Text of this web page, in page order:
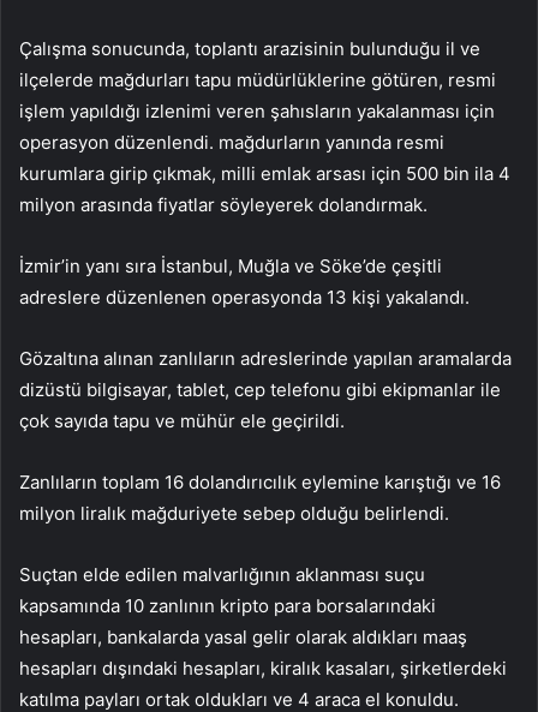
Çalışma sonucunda, toplantı arazisinin bulunduğu il ve
ilçelerde mağdurları tapu müdürlüklerine götüren, resmi
işlem yapıldığı izlenimi veren şahısların yakalanması için
operasyon düzenlendi. mağdurların yanında resmi
kurumlara girip çıkmak, milli emlak arsası için 500 bin ila 4
milyon arasında fiyatlar söyleyerek dolandırmak.
İzmir’in yanı sıra İstanbul, Muğla ve Söke’de çeşitli
adreslere düzenlenen operasyonda 13 kişi yakalandı.
Gözaltına alınan zanlıların adreslerinde yapılan aramalarda
dizüstü bilgisayar, tablet, cep telefonu gibi ekipmanlar ile
çok sayıda tapu ve mühür ele geçirildi.
Zanlıların toplam 16 dolandırıcılık eylemine karıştığı ve 16
milyon liralık mağduriyete sebep olduğu belirlendi.
Suçtan elde edilen malvarlığının aklanması suçu
kapsamında 10 zanlının kripto para borsalarındaki
hesapları, bankalarda yasal gelir olarak aldıkları maaş
hesapları dışındaki hesapları, kiralık kasaları, şirketlerdeki
katılma payları ortak oldukları ve 4 araca el konuldu.